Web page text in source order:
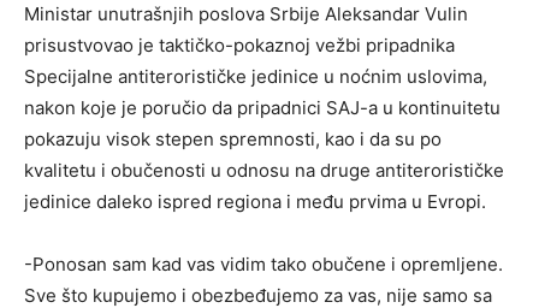
Ministar unutrašnjih poslova Srbije Aleksandar Vulin
prisustvovao je taktičko-pokaznoj vežbi pripadnika
Specijalne antiterorističke jedinice u noćnim uslovima,
nakon koje je poručio da pripadnici SAJ-a u kontinuitetu
pokazuju visok stepen spremnosti, kao i da su po
kvalitetu i obučenosti u odnosu na druge antiterorističke
jedinice daleko ispred regiona i među prvima u Evropi.
-Ponosan sam kad vas vidim tako obučene i opremljene.
Sve što kupujemo i obezbeđujemo za vas, nije samo sa